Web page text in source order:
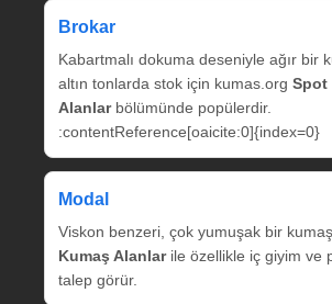
Brokar
Kabartmalı dokuma deseniyle ağır bir
altın tonlarda stok için kumas.org Spot
Alanlarbölümünde popülerdir.
:contentReference[oaicite:0]{index=0}
Modal
Viskon benzeri, çok yumuşak bir
Kumaş Alanlarile özellikle iç giyim ve
talep görür.